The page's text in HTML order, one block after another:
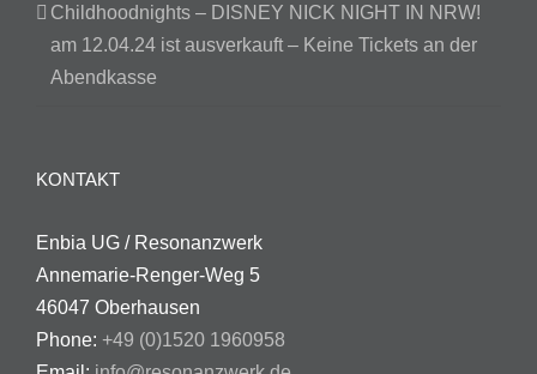
Childhoodnights – DISNEY NICK NIGHT IN NRW!
am 12.04.24 ist ausverkauft – Keine Tickets an der
Abendkasse
KONTAKT
Enbia UG / Resonanzwerk
Annemarie-Renger-Weg 5
46047 Oberhausen
Phone: +49 (0)1520 1960958